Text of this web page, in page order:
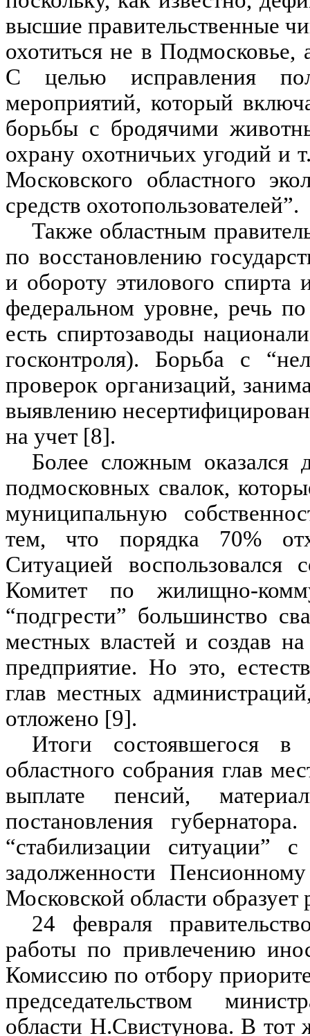
высшие правительственные
охотиться не в
С целью исправления
мероприятий, который
борьбы с бродячими
охрану охотничьих угодий и
Московского областного
средств охотопользователей”.
Также областным
по восстановлению
и обороту этилового
федеральном уровне, речь
есть спиртозаводы
госконтроля). Борьба с
проверок организаций,
выявлению
на учет [8].
Более сложным оказался
подмосковных свалок,
муниципальную
тем, что порядка 70%
Ситуацией
Комитет по жилищно-
“подгрести” большинство
местных властей и создав на
предприятие. Но это,
глав местных
отложено [9].
Итоги состоявшегося
областного собрания глав
выплате пенсий,
постановления
“стабилизации ситуации”
задолженности
Московской области
24 февраля
работы по привлечению
Комиссию по отбору
председательством
области Н.Свистунова. В тот